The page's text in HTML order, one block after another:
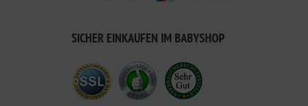
SICHER EINKAUFEN IM BABYSHOP